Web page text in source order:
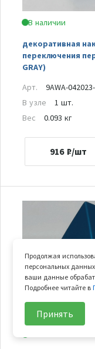
В наличии
декоративная
переключения
GRAY)
Арт.
9AWA-
В узле
1 шт.
Вес
0.093 кг
916 ₽/шт
Продолжая
персональных
ваши данные
Подробнее читайте в
Принять